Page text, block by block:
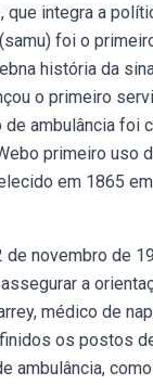
integra a
foi o
história da
o primeiro
ambulância foi
primeiro uso
em 1865
novembro de
a
médico de
os postos
ambulância,